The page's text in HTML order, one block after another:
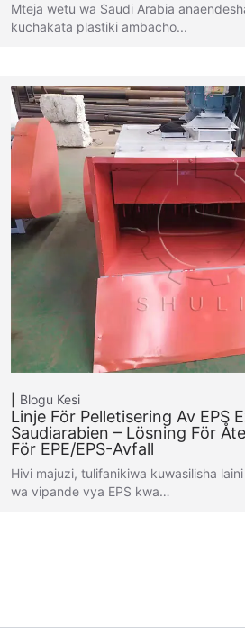
Mteja wetu wa Saudi Arabia
kuchakata plastiki ambacho...
Blogu Kesi
Linje För Pelletisering Av EPS
Saudiarabien – Lösning För
För EPE/EPS-Avfall
Hivi majuzi, tulifanikiwa kuwasilisha
wa vipande vya EPS kwa…